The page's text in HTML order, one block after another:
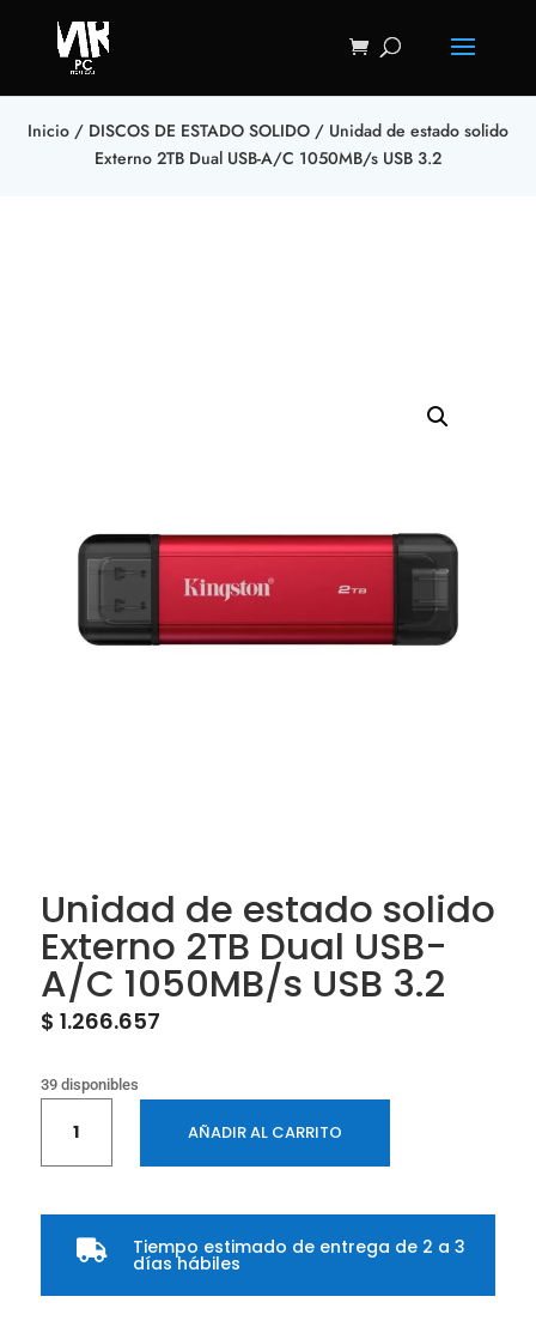
Inicio / DISCOS DE ESTADO SOLIDO / Unidad de estado solido
Externo 2TB Dual USB-A/C 1050MB/s USB 3.2
Unidad de estado solido
Externo 2TB Dual USB-
A/C 1050MB/s USB 3.2
$ 1.266.657
39 disponibles
estado
Externo
USB-
AÑADIR AL CARRITO
 Tiempo estimado de entrega de 2 a 3
días hábiles